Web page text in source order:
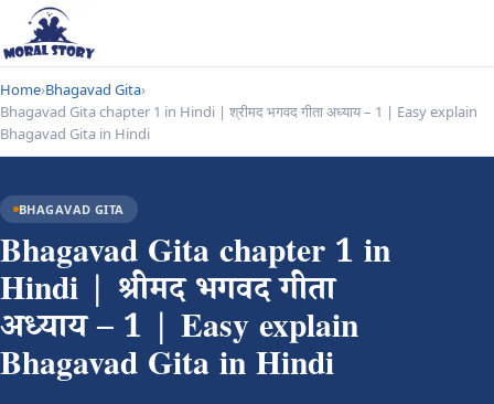
Home›Bhagavad Gita›
Bhagavad Gita chapter 1 in Hindi | श्रीमद भगवद गीता अध्याय – 1 | Easy explain
Bhagavad Gita in Hindi
BHAGAVAD GITA
Bhagavad Gita chapter 1 in
Hindi | श्रीमद भगवद गीता
अध्याय – 1 | Easy explain
Bhagavad Gita in Hindi